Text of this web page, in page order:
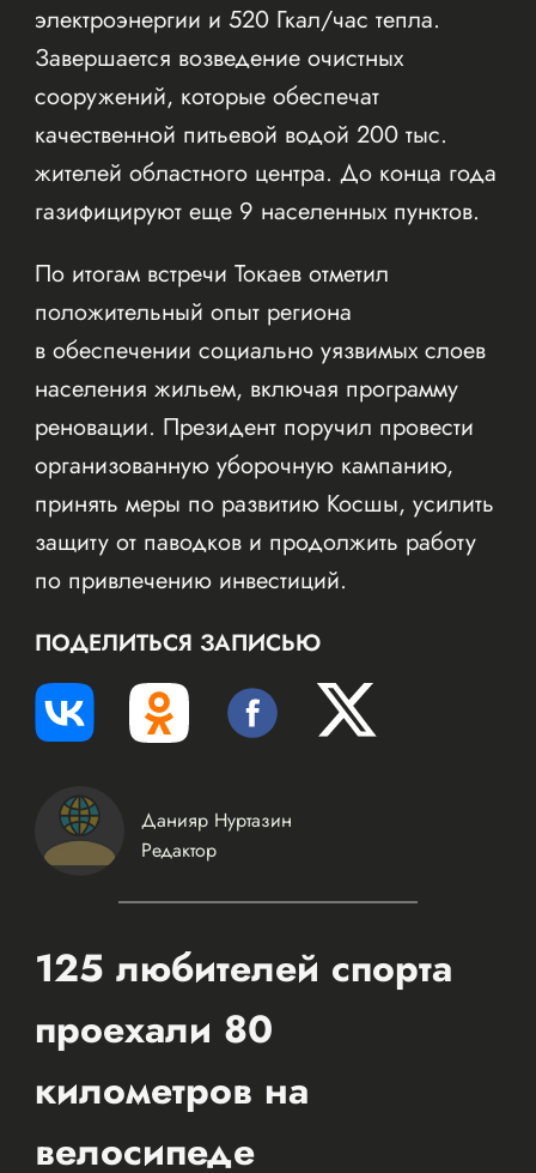
электроэнергии и 520 Гкал/час тепла.
Завершается возведение очистных
сооружений, которые обеспечат
качественной питьевой водой 200 тыс.
жителей областного центра. До конца года
газифицируют еще 9 населенных пунктов.
По итогам встречи Токаев отметил
положительный опыт региона
в обеспечении социально уязвимых слоев
населения жильем, включая программу
реновации. Президент поручил провести
организованную уборочную кампанию,
принять меры по развитию Косшы, усилить
защиту от паводков и продолжить работу
по привлечению инвестиций.
ПОДЕЛИТЬСЯ ЗАПИСЬЮ
Данияр Нуртазин
Редактор
125 любителей спорта
проехали 80
километров на
велосипеде